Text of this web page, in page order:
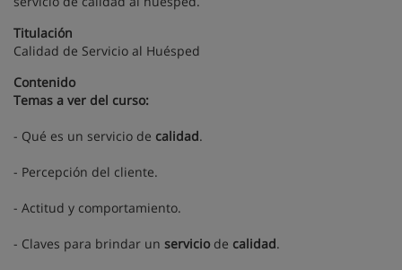
Titulación
Calidad de Servicio al Huésped
Contenido
Temas a ver del curso:
- Qué es un servicio de calidad.
- Percepción del cliente.
- Actitud y comportamiento.
- Claves para brindar un servicio de calidad.